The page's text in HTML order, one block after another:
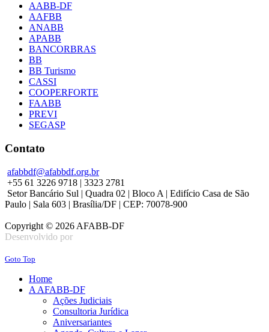
AABB-DF
AAFBB
ANABB
APABB
BANCORBRAS
BB
BB Turismo
CASSI
COOPERFORTE
FAABB
PREVI
SEGASP
Contato
afabbdf@afabbdf.org.br
+55 61 3226 9718 | 3323 2781
Setor Bancário Sul | Quadra 02 | Bloco A | Edifício Casa de São
Paulo | Sala 603 | Brasília/DF | CEP: 70078-900
Copyright © 2026 AFABB-DF
Desenvolvido por
Goto Top
Home
A AFABB-DF
Ações Judiciais
Consultoria Jurídica
Aniversariantes